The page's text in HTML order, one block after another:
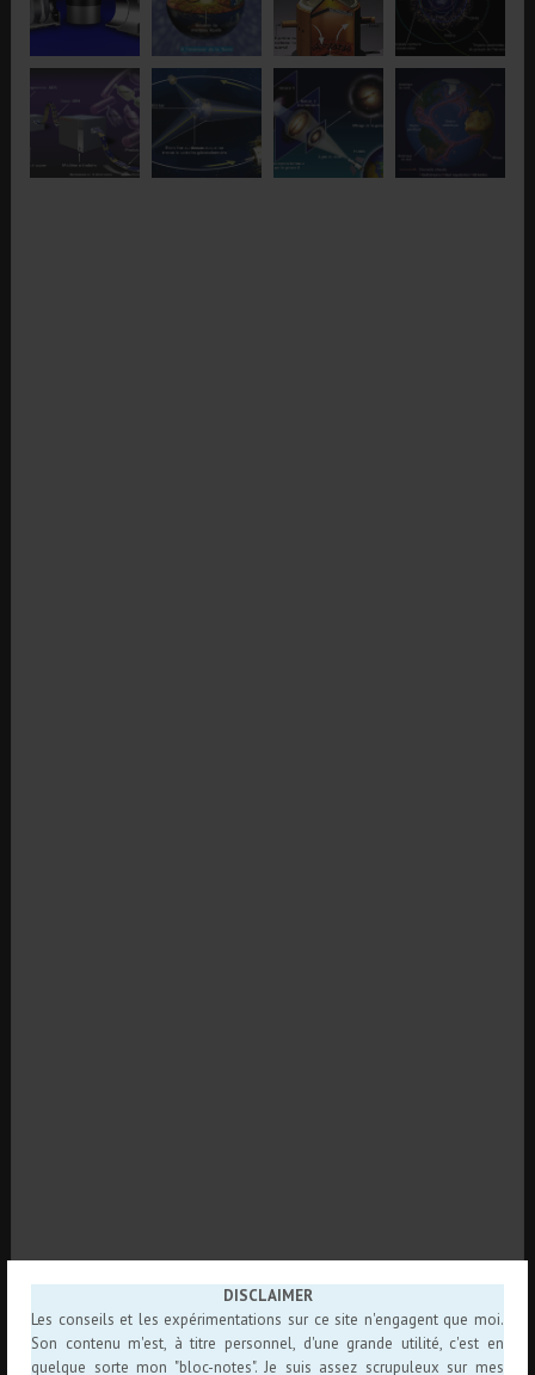
DISCLAIMER
Les conseils et les expérimentations sur ce site n'engagent que moi.
Son contenu m'est, à titre personnel, d'une grande utilité, c'est en
quelque sorte mon "bloc-notes". Je suis assez scrupuleux sur mes